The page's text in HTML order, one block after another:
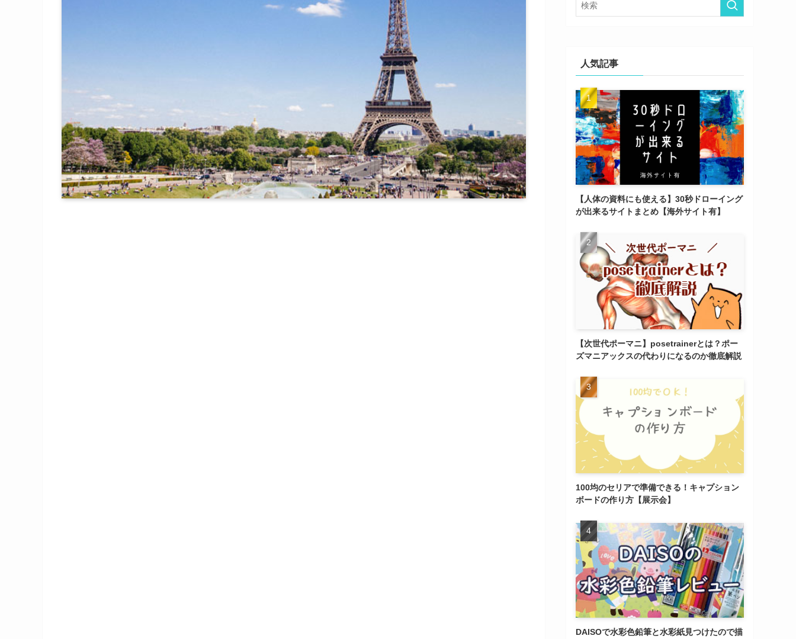
人気記事
【人体の資料にも使える】30秒ドローイング
が出来るサイトまとめ【海外サイト有】
【次世代ポーマニ】posetrainerとは？ポー
ズマニアックスの代わりになるのか徹底解説
100均のセリアで準備できる！キャプション
ボードの作り方【展示会】
DAISOで水彩色鉛筆と水彩紙見つけたので描